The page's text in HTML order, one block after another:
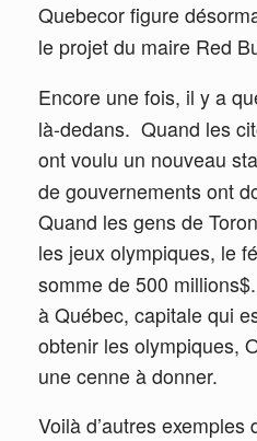
Quebecor figure
le projet du maire Red
Encore une fois, il y a
là-dedans. Quand les
ont voulu un nouveau
de gouvernements ont
Quand les gens de
les jeux olympiques, le
somme de 500 millions$.
à Québec, capitale qui
obtenir les olympiques,
une cenne à donner.
Voilà d’autres exemples